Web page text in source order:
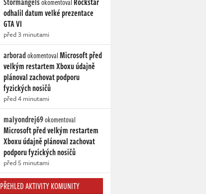
okomentoval
odhalil datum velké prezentace
GTA VI
před 3 minutami
arboradokomentovalMicrosoft před
velkým restartem Xboxu údajně
plánoval zachovat podporu
fyzických nosičů
před 4 minutami
malyondrej69okomentoval
Microsoft před velkým restartem
Xboxu údajně plánoval zachovat
podporu fyzických nosičů
před 5 minutami
PŘEHLED AKTIVITY KOMUNITY